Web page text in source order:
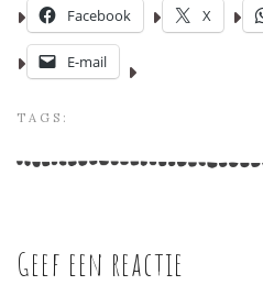
Facebook X
E-mail
TAGS:
Geef een reactie